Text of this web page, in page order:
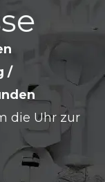
/
die Uhr zur